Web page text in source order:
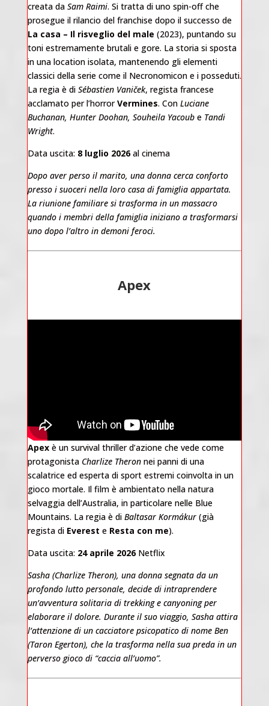
creata da Sam Raimi. Si tratta di uno spin-off che
prosegue il rilancio del franchise dopo il successo de
La casa – Il risveglio del male (2023), puntando su
toni estremamente brutali e gore. La storia si sposta
in una location isolata, mantenendo gli elementi
classici della serie come il Necronomicon e i posseduti.
La regia è di Sébastien Vaniček, regista francese
acclamato per l’horrorVermines. ConLuciane
Buchanan, Hunter Doohan, Souheila Yacoube Tandi
Wright.
Data uscita: 8 luglio 2026al cinema
Dopo aver perso il marito, una donna cerca conforto
presso i suoceri nella loro casa di famiglia appartata.
La riunione familiare si trasforma in un massacro
quando i membri della famiglia iniziano a trasformarsi
uno dopo l’altro in demoni feroci.
Apex
Apexè un survival thriller d’azione che vede come
protagonista Charlize Theronnei panni di una
scalatrice ed esperta di sport estremi coinvolta in un
gioco mortale. Il film è ambientato nella natura
selvaggia dell’Australia, in particolare nelle Blue
Mountains. La regia è di Baltasar Kormákur(già
regista di Everest e Resta con me).
Data uscita: 24 aprile 2026 Netflix
Sasha (Charlize Theron), una donna segnata da un
profondo lutto personale, decide di intraprendere
un’avventura solitaria di trekking e canyoning per
elaborare il dolore. Durante il suo viaggio, Sasha attira
l’attenzione di un cacciatore psicopatico di nome Ben
(Taron Egerton), che la trasforma nella sua preda in un
perverso gioco di “caccia all’uomo”.